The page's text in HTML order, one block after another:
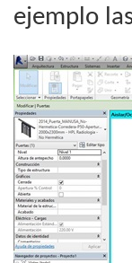
ejemplo